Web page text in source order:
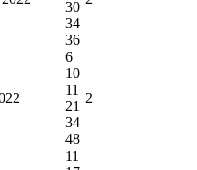
30
34
36
6
10
11
21
34
48
2
11